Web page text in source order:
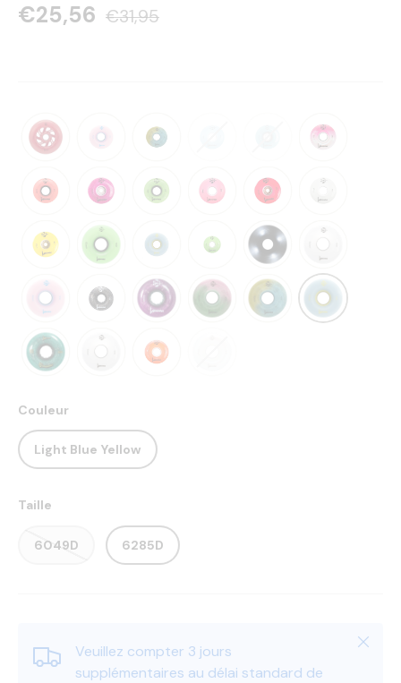
€25,56 €31,95
Couleur
Light Blue Yellow
Taille
6049D 6285D
Veuillez compter 3 jours
supplémentaires au délai standard de
Fermer